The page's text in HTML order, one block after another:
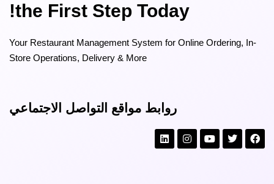
the First Step Today!
Your Restaurant Management System for Online Ordering, In-
Store Operations, Delivery & More
روابط مواقع التواصل الاجتماعي